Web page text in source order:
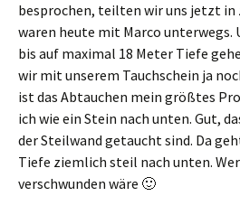
besprochen, teilten wir uns jetzt in
waren heute mit Marco unterwegs.
bis auf maximal 18 Meter Tiefe
wir mit unserem Tauchschein ja
ist das Abtauchen mein größtes
ich wie ein Stein nach unten. Gut,
der Steilwand getaucht sind. Da
Tiefe ziemlich steil nach unten.
verschwunden wäre 🙂